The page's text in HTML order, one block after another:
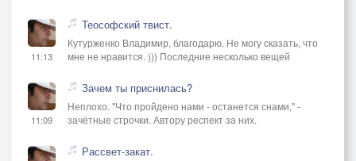
11:13
Теософский твист.
Кутурженко Владимир, благодарю. Не могу сказать, что
мне не нравится. ))) Последние несколько вещей
11:09
Зачем ты приснилась?
Неплохо. "Что пройдено нами - останется снами," -
зачётные строчки. Автору респект за них.
Рассвет-закат.